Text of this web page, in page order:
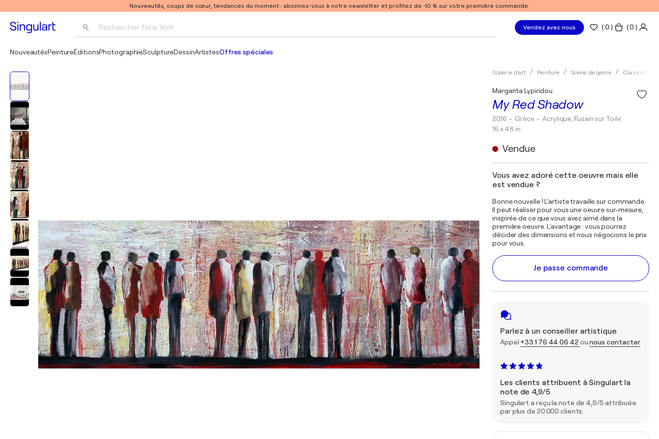
Nouveautés, coups de cœur, tendances du moment : abonnez-vous à notre newsletter et profitez de -10 % sur votre première commande.
Rechercher New York Vendez avec nous (0 ) ( 0 )
NouveautésPeintureÉditionsPhotographieSculptureDessinArtistesOffres spéciales
Galerie d'art Peinture Scène de genre Classique
My Red Shadow
Margarita Lypiridou
2016 • Grèce •Acrylique, Fusain sur Toile
16 x 48 in
Vendue
Vous avez adoré cette oeuvre mais elle
est vendue ?
Bonne nouvelle ! L'artiste travaille sur commande.
Il peut réaliser pour vous une oeuvre sur-mesure,
inspirée de ce que vous avez aimé dans la
première oeuvre. L'avantage : vous pourrez
décider des dimensions et nous négocions le prix
pour vous.
Je passe commande
Parlez à un conseiller artistique
Appel +33 1 76 44 06 42 ounous contacter
Les clients attribuent à Singulart la
note de 4,9/5
Singulart a reçu la note de 4,9/5 attribuée
par plus de 20 000 clients.